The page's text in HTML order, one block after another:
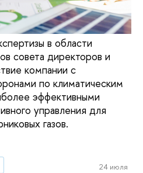
в области
совета директоров и
компании с
по климатическим
эффективными
управления для
газов.
24 июля